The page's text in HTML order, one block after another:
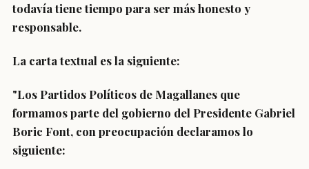
todavía tiene tiempo para ser más honesto y
responsable.
La carta textual es la siguiente:
"Los Partidos Políticos de Magallanes que
formamos parte del gobierno del Presidente Gabriel
Boric Font, con preocupación declaramos lo
siguiente: